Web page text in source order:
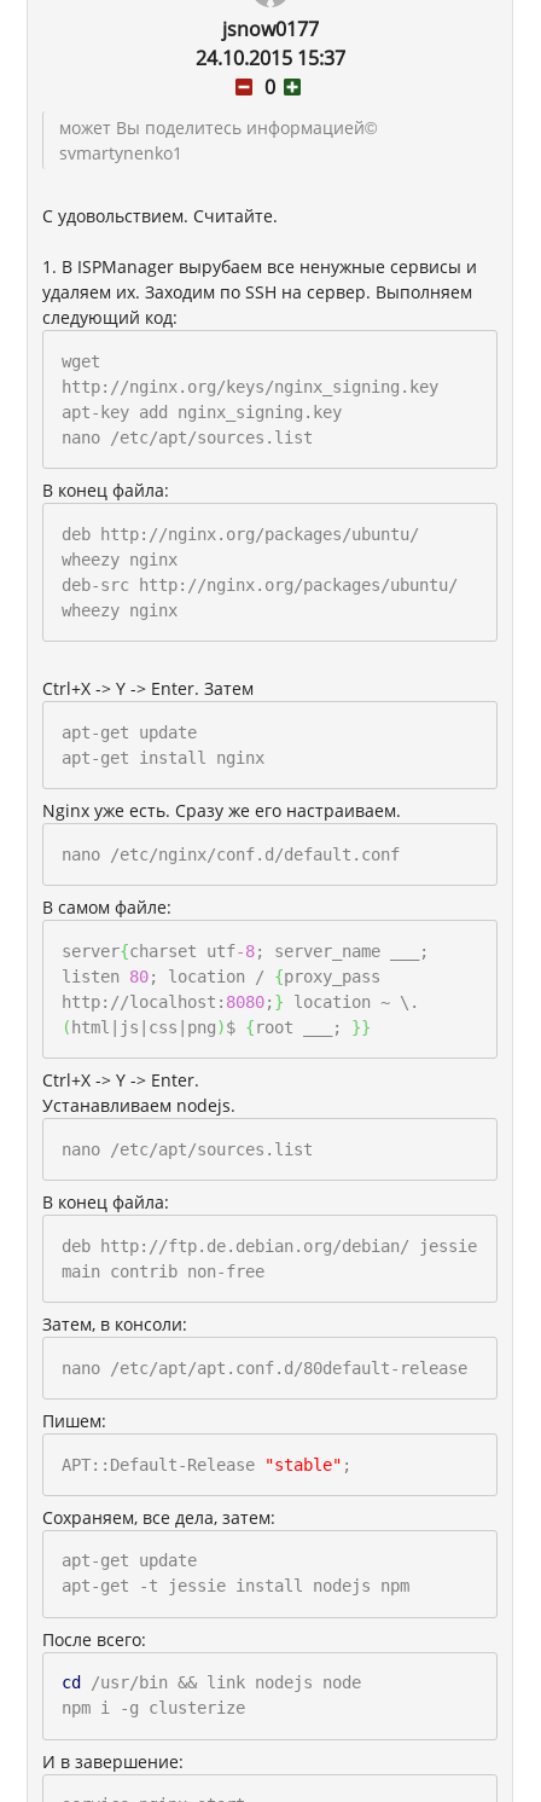
jsnow0177
24.10.2015 15:37
0
может Вы поделитесь информацией©
svmartynenko1
С удовольствием. Считайте.
1. В ISPManager вырубаем все ненужные сервисы и
удаляем их. Заходим по SSH на сервер. Выполняем
следующий код:
wget
http://nginx.org/keys/nginx_signing.key
apt-key add nginx_signing.key
nano /etc/apt/sources.list
В конец файла:
deb http://nginx.org/packages/ubuntu/
wheezy nginx
deb-src http://nginx.org/packages/ubuntu/
wheezy nginx
Ctrl+X -> Y -> Enter. Затем
apt-get update
apt-get install nginx
Nginx уже есть. Сразу же его настраиваем.
nano /etc/nginx/conf.d/default.conf
В самом файле:
server{charset utf-8; server_name ___;
listen 80; location / {proxy_pass
http://localhost: 8080; } location ~ \.
( html|js|css|png)$ {root ___; }}
Ctrl+X -> Y -> Enter.
Устанавливаем nodejs.
nano /etc/apt/sources.list
В конец файла:
deb http://ftp.de.debian.org/debian/ jessie
main contrib non-free
Затем, в конcоли:
nano /etc/apt/apt.conf.d/80default-release
Пишем:
APT::Default-Release "stable" ;
Сохраняем, все дела, затем:
apt-get update
apt-get -t jessie install nodejs npm
После всего:
cd
/usr/bin && link nodejs node
npm i -g clusterize
И в завершение: